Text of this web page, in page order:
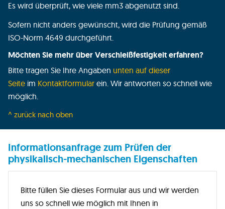
Es wird überprüft, wie viele mm3 abgenutzt sind.
Sofern nicht anders gewünscht, wird die Prüfung gemäß
ISO-Norm 4649 durchgeführt.
Möchten Sie mehr über Verschleißfestigkeit erfahren?
Bitte tragen Sie Ihre Angaben unten auf dieser
Seite im Kontaktformular ein. Wir antworten so schnell wie
möglich.
^ zurück nach oben
Informationsanfrage zum Prüfen der
physikalisch-mechanischen Eigenschaften
Bitte füllen Sie dieses Formular aus und wir werden
uns so schnell wie möglich mit Ihnen in